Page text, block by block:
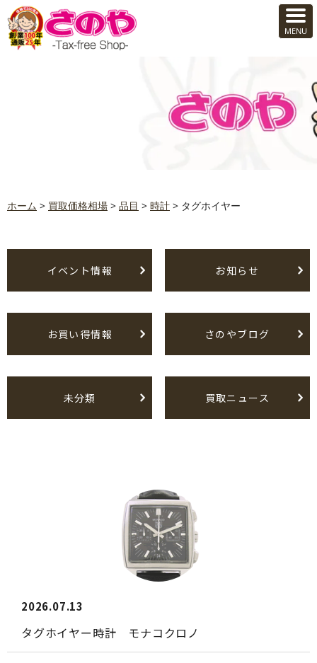
ホーム > 買取価格相場 > 品目 > 時計 > タグホイヤー
イベント情報 お知らせ
お買い得情報 さのやブログ
未分類 買取ニュース
2026.07.13
タグホイヤー時計 モナコクロノ